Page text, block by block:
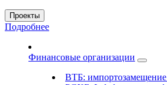
Проекты
Подробнее
Финансовые организации
ВТБ: